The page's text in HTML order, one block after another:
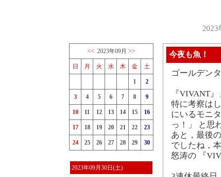
<< 2023年09月 >>
日 月 火 水 木 金 土
1 2
3 4 5 6 7 8 9
10 11 12 13 14 15 16
17 18 19 20 21 22 23
24 25 26 27 28 29 30
2023年09月30日(土)
今夜も魚！
ゴールデン
『VIVANT
特に考察は
にいるモニ
っ！」 と思
あと，最後
でしたね，
怒涛の 『